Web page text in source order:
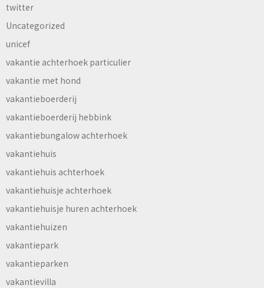
twitter
Uncategorized
unicef
vakantie achterhoek particulier
vakantie met hond
vakantieboerderij
vakantieboerderij hebbink
vakantiebungalow achterhoek
vakantiehuis
vakantiehuis achterhoek
vakantiehuisje achterhoek
vakantiehuisje huren achterhoek
vakantiehuizen
vakantiepark
vakantieparken
vakantievilla